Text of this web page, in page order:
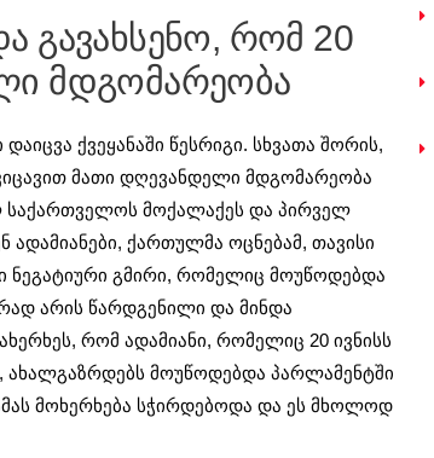
გავახსენო, რომ 20
მდგომარეობა
ქვეყანაში წესრიგი. სხვათა შორის,
მათი დღევანდელი მდგომარეობა
საქართველოს მოქალაქეს და პირველ
ქართულმა ოცნებამ, თავისი
ნეგატიური გმირი, რომელიც მოუწოდებდა
არის წარდგენილი და მინდა
რომ ადამიანი, რომელიც 20 ივნისს
ახალგაზრდებს მოუწოდებდა პარლამენტში
მოხერხება სჭირდებოდა და ეს მხოლოდ